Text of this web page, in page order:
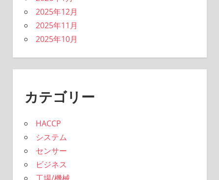
2025年12月
2025年11月
2025年10月
カテゴリー
HACCP
システム
センサー
ビジネス
工場/機械